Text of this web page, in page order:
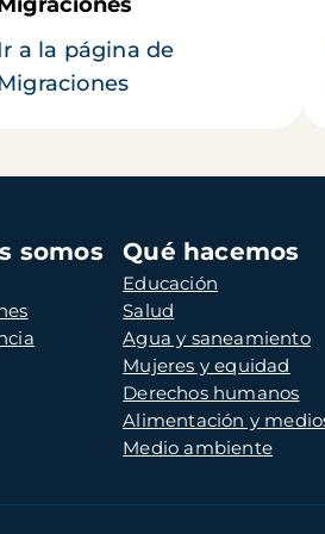
a la página de
somos Qué hacemos
Educación
Salud
Agua y saneamiento
Mujeres y equidad
Derechos humanos
Alimentación y
Medio ambiente